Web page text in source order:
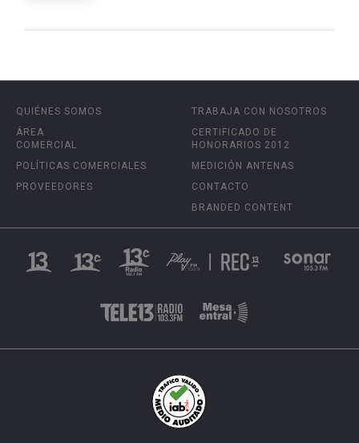
QUIÉNES SOMOS
ÁREA
COMERCIAL
POLÍTICAS COMERCIALES
PROVEEDORES
TRABAJA CON NOSOTROS
CERTIFICADO DE
HONORARIOS 2012
MEDICIÓN ANTENAS
CONTACTO
BRANDED CONTENT